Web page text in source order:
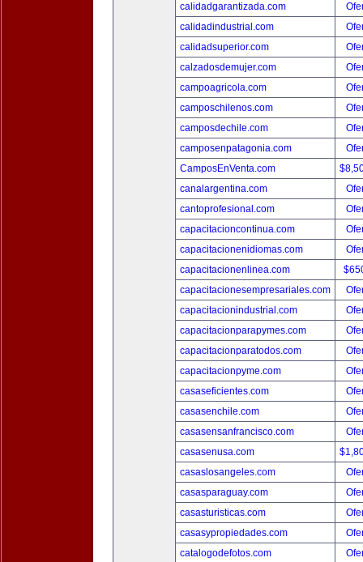
calidadgarantizada.com
calidadindustrial.com
calidadsuperior.com
calzadosdemujer.com
campoagricola.com
camposchilenos.com
camposdechile.com
camposenpatagonia.com
CamposEnVenta.com
canalargentina.com
cantoprofesional.com
capacitacioncontinua.com
capacitacionenidiomas.com
capacitacionenlinea.com
capacitacionesempresariales.com
capacitacionindustrial.com
capacitacionparapymes.com
capacitacionparatodos.com
capacitacionpyme.com
casaseficientes.com
casasenchile.com
casasensanfrancisco.com
casasenusa.com
casaslosangeles.com
casasparaguay.com
casasturisticas.com
casasypropiedades.com
catalogodefotos.com